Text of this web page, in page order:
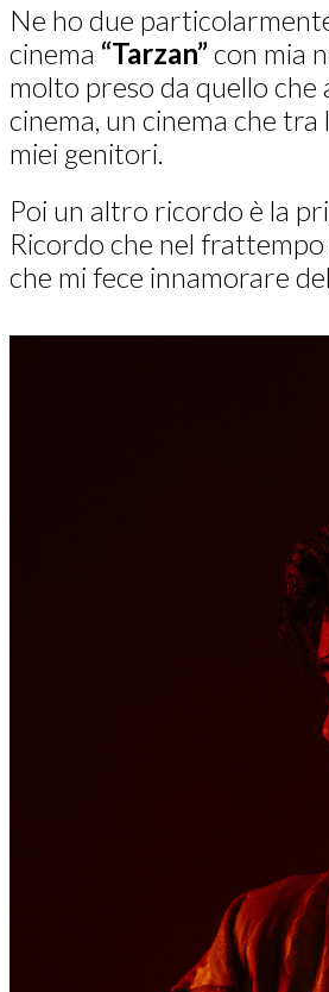
Ne ho due
cinema “Tarzan”con mia
molto preso da quello che
cinema, un cinema che
miei genitori.
Poi un altro ricordo è la
Ricordo che nel
che mi fece innamorare